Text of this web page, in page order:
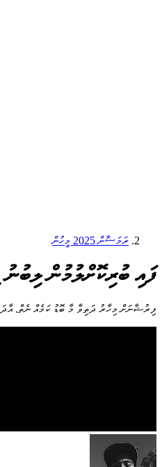
ރަމަޟާން 2025 މީހުން
ފައި ބުރިކޮށްލުމުން
ފިރުޝާނަށް މިހާރު ދަތިވާ މާ ބޮޑު ކަމެއް ނެތް.